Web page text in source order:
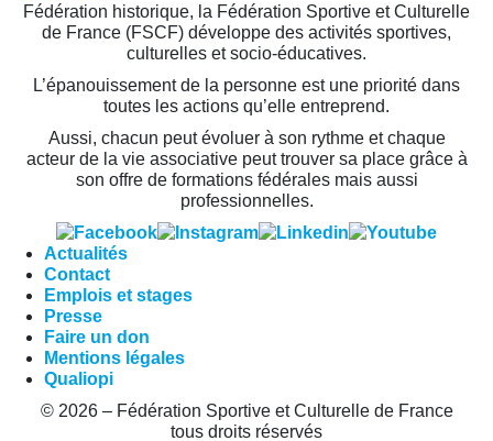
Fédération historique, la Fédération Sportive et Culturelle
de France (FSCF) développe des activités sportives,
culturelles et socio-éducatives.
L’épanouissement de la personne est une priorité dans
toutes les actions qu’elle entreprend.
Aussi, chacun peut évoluer à son rythme et chaque
acteur de la vie associative peut trouver sa place grâce à
son offre de formations fédérales mais aussi
professionnelles.
Actualités
Contact
Emplois et stages
Presse
Faire un don
Mentions légales
Qualiopi
© 2026 – Fédération Sportive et Culturelle de France
tous droits réservés